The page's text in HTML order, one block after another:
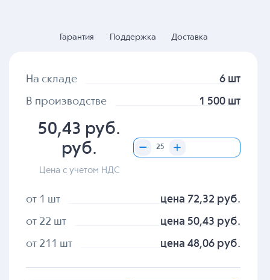
Гарантия Поддержка Доставка
На складе 6 шт
В производстве 1 500 шт
50,43 руб.
руб.
Цена с учетом НДС
от 1 шт цена 72,32 руб.
от 22 шт цена 50,43 руб.
от 211 шт цена 48,06 руб.